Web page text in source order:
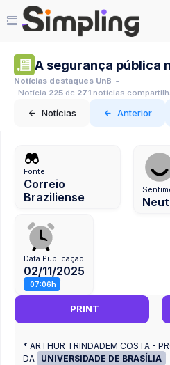
A segurança pública
Notícias destaques UnB
Notícia 225 de 271 notícias
Notícias Anterior
Fonte
Correio
Braziliense
Data Publicação
02/11/2025
07:06h
PRINT
* ARTHUR TRINDADEM COSTA -
DA
UNIVERSIDADE DE BRASÍLIA